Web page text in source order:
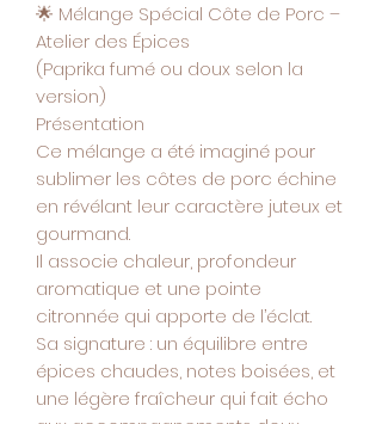
🌟 Mélange Spécial Côte de Porc –
Atelier des Épices
(Paprika fumé ou doux selon la
version)
Présentation
Ce mélange a été imaginé pour
sublimer les côtes de porc échine
en révélant leur caractère juteux et
gourmand.
Il associe chaleur, profondeur
aromatique et une pointe
citronnée qui apporte de l’éclat.
Sa signature : un équilibre entre
épices chaudes, notes boisées, et
une légère fraîcheur qui fait écho